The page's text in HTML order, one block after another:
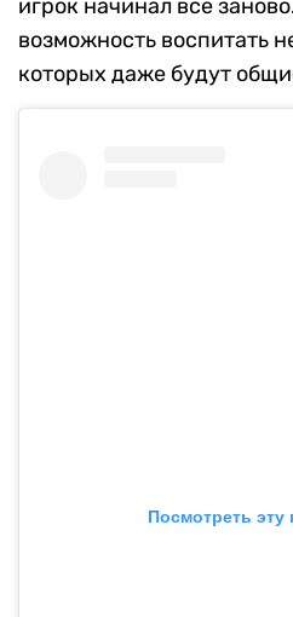
игрок начинал все
возможность воспитать
которых даже будут
Посмотреть